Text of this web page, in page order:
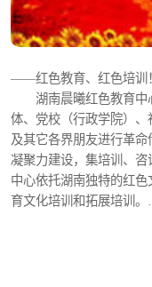
——红色教育、红色培训！
湖南晨曦红色教育中
体、党校（行政学院）
及其它各界朋友进行革命
凝聚力建设，集培训、咨
中心依托湖南独特的红
育文化培训和拓展培训